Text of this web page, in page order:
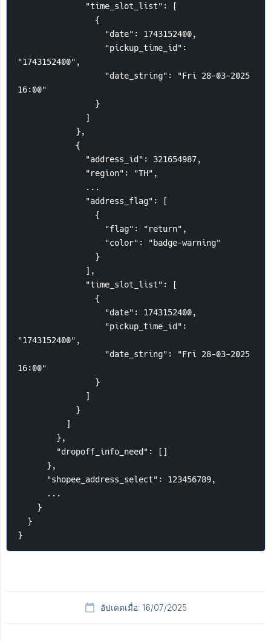
              "time_slot_list": [
                {
                  "date": 1743152400,
"1743152400",
16:00"
                }
              ]
            },
            {
              "address_id": 321654987,
              "region": "TH",
              ...
              "address_flag": [
                {
                  "flag": "return",
                  "color": "badge-warning"
                }
              ],
              "time_slot_list": [
                {
                  "date": 1743152400,
"1743152400",
16:00"
                }
              ]
            }
          ]
        },
        "dropoff_info_need": []
      },
      "shopee_address_select": 123456789,
      ...
    }
  }
}
อัปเดตเมื่อ: 16/07/2025